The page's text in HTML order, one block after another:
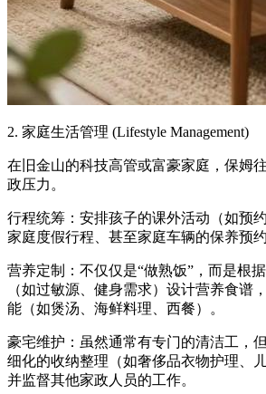
2. 家庭生活管理 (Lifestyle Management)
在旧金山的科技高管或富豪家庭，保姆
政压力。
行程统筹：安排孩子的课外活动（如预
家庭度假行程、甚至家庭车辆的保养预约
营养定制：不仅仅是“做熟饭”，而是根
（如过敏源、健身需求）设计营养食谱
能（如煲汤、海鲜料理、西餐）。
豪宅维护：虽然通常有专门的清洁工，
细化的收纳整理（如奢侈品衣物护理、
并监督其他家政人员的工作。